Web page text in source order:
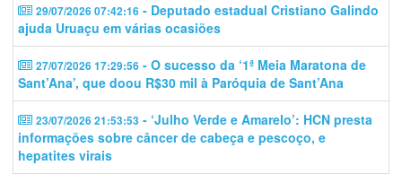
29/07/2026 07:42:16 - Deputado estadual Cristiano Galindo
ajuda Uruaçu em várias ocasiões
27/07/2026 17:29:56 - O sucesso da ‘1ª Meia Maratona de
Sant’Ana’, que doou R$30 mil à Paróquia de Sant’Ana
23/07/2026 21:53:53 - ‘Julho Verde e Amarelo’: HCN presta
informações sobre câncer de cabeça e pescoço, e
hepatites virais